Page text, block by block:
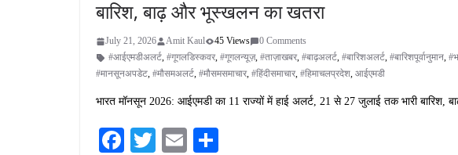
बारिश, बाढ़ और भूस्खलन का खतरा
July 21, 2026 Amit Kaul 45 Views
0 Comments
#आईएमडीअलर्ट, #गूगलडिस्कवर, #गूगलन्यूज़, #ताज़ाखबर, #बाढ़अलर्ट, #बारिशअलर्ट, #बारिशपूर्वानुमान,
#मानसूनअपडेट, #मौसमअलर्ट, #मौसमसमाचार, #हिंदीसमाचार, #हिमाचलप्रदेश, आईएमडी
भारत मॉनसून 2026: आईएमडी का 11 राज्यों में हाई अलर्ट, 21 से 27 जुलाई तक भारी बारिश,
Fa T
E